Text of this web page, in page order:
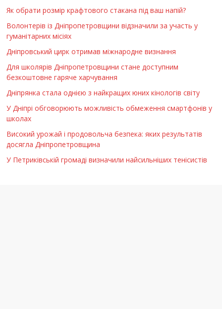
Як обрати розмір крафтового стакана під ваш напій?
Волонтерів із Дніпропетровщини відзначили за участь у
гуманітарних місіях
Дніпровський цирк отримав міжнародне визнання
Для школярів Дніпропетровщини стане доступним
безкоштовне гаряче харчування
Дніпрянка стала однією з найкращих юних кінологів світу
У Дніпрі обговорюють можливість обмеження смартфонів у
школах
Високий урожай і продовольча безпека: яких результатів
досягла Дніпропетровщина
У Петриківській громаді визначили найсильніших тенісистів